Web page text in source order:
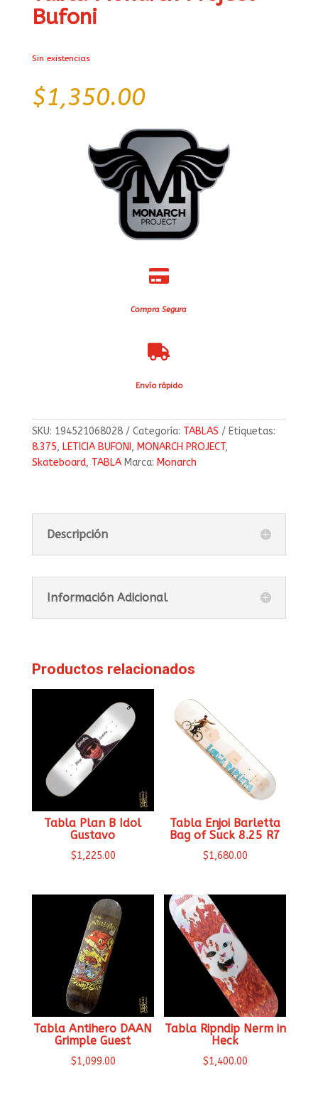
Bufoni
Sin existencias
$1,350.00

Compra Segura

Envío rápido
SKU: 194521068028 Categoría: TABLAS
Etiquetas:
8.375, LETICIA BUFONI , MONARCH PROJECT,
Skateboard, TABLA Marca: Monarch
Descripción
Información Adicional
Productos relacionados
Tabla Plan B Idol
Gustavo
$1,225.00
Tabla Enjoi Barletta
Bag of Suck 8.25 R7
$1,680.00
Tabla Antihero DAAN
Grimple Guest
$1,099.00
Tabla Ripndip Nerm in
Heck
$1,400.00